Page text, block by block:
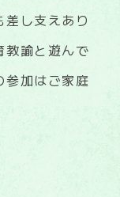
し支えあり
教諭と遊んで
参加はご家庭